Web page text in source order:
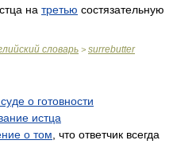
на третью состязательную
словарь > surrebutter
о готовности
истца
о том , что ответчик всегда